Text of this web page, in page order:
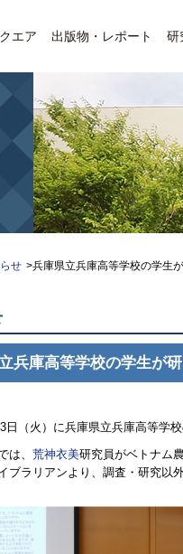
エア 出版物・レポート 研
せ >兵庫県立兵庫高等学校の学生
兵庫高等学校の学生が
日（火）に兵庫県立兵庫高等学
は、 荒神衣美研究員がベトナム
ブラリアンより、調査・研究以